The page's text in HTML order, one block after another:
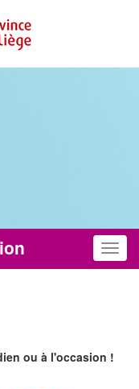
ou à l'occasion !